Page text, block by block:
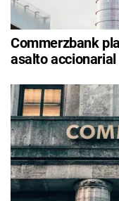
Commerzbank
asalto accionarial